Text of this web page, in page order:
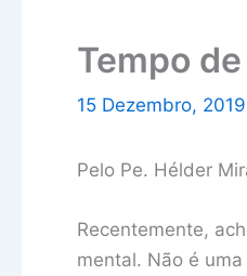
Tempo
15 Dezembro, 2019
Pelo Pe. Hélder
Recentemente,
mental. Não é